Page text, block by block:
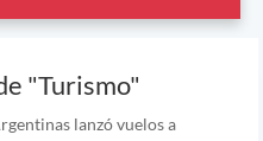
"Turismo"
lanzó vuelos a